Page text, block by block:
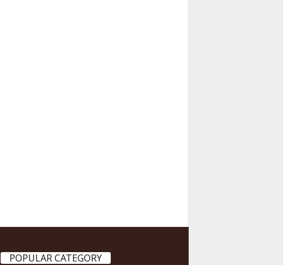
POPULAR CATEGORY